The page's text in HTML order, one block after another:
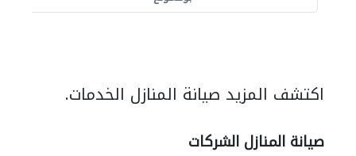
اكتشف المزيد صيانة المنازل الخدمات.
صيانة المنازل الشركات